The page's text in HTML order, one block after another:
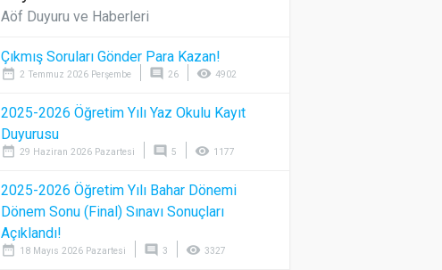
Aöf Duyuru ve Haberleri
Çıkmış Soruları Gönder Para Kazan!
date_range 2 Temmuz 2026 Perşembe comment 26 visibility 4902
2025-2026 Öğretim Yılı Yaz Okulu Kayıt
Duyurusu
date_range 29 Haziran 2026 Pazartesi comment 5 visibility 1177
2025-2026 Öğretim Yılı Bahar Dönemi
Dönem Sonu (Final) Sınavı Sonuçları
Açıklandı!
date_range 18 Mayıs 2026 Pazartesi comment 3 visibility 3327